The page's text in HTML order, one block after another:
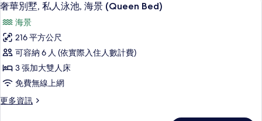
片
雙
人
床
(Deluxe,
Swim
Up)
所
1
加
大
人
床
(Deluxe,
Swim
Up)
示
奢
華
別
墅,
私
人
2
奢華別墅, 私人泳池, 海景 (Queen Bed)
海景
216 平方公尺
可容納 6 人 (依實際入住人數計費)
3 張加大雙人床
免費無線上網
更多資訊
更